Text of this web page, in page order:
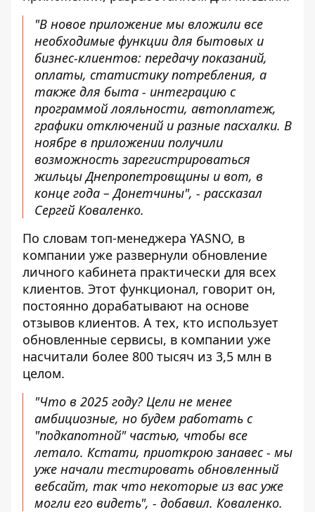
"В новое приложение мы вложили все
необходимые функции для бытовых и
бизнес-клиентов: передачу показаний,
оплаты, статистику потребления, а
также для быта - интеграцию с
программой лояльности, автоплатеж,
графики отключений и разные пасхалки. В
ноябре в приложении получили
возможность зарегистрироваться
жильцы Днепропетровщины и вот, в
конце года – Донетчины", - рассказал
Сергей Коваленко.
По словам топ-менеджера YASNO, в
компании уже развернули обновление
личного кабинета практически для всех
клиентов. Этот функционал, говорит он,
постоянно дорабатывают на основе
отзывов клиентов. А тех, кто использует
обновленные сервисы, в компании уже
насчитали более 800 тысяч из 3,5 млн в
целом.
"Что в 2025 году? Цели не менее
амбициозные, но будем работать с
"подкапотной" частью, чтобы все
летало. Кстати, приоткрою занавес - мы
уже начали тестировать обновленный
вебсайт, так что некоторые из вас уже
могли его видеть", - добавил. Коваленко.